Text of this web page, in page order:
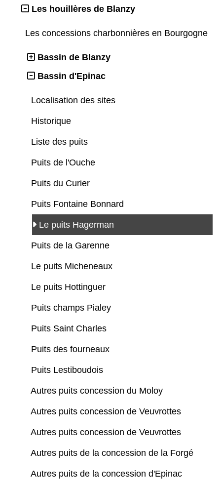
Les houillères de Blanzy
Les concessions charbonnières en Bourgogne
Bassin de Blanzy
Bassin d'Epinac
Localisation des sites
Historique
Liste des puits
Puits de l'Ouche
Puits du Curier
Puits Fontaine Bonnard
Le puits Hagerman
Puits de la Garenne
Le puits Micheneaux
Le puits Hottinguer
Puits champs Pialey
Puits Saint Charles
Puits des fourneaux
Puits Lestiboudois
Autres puits concession du Moloy
Autres puits concession de Veuvrottes
Autres puits concession de Veuvrottes
Autres puits de la concession de la Forgé
Autres puits de la concession d'Epinac